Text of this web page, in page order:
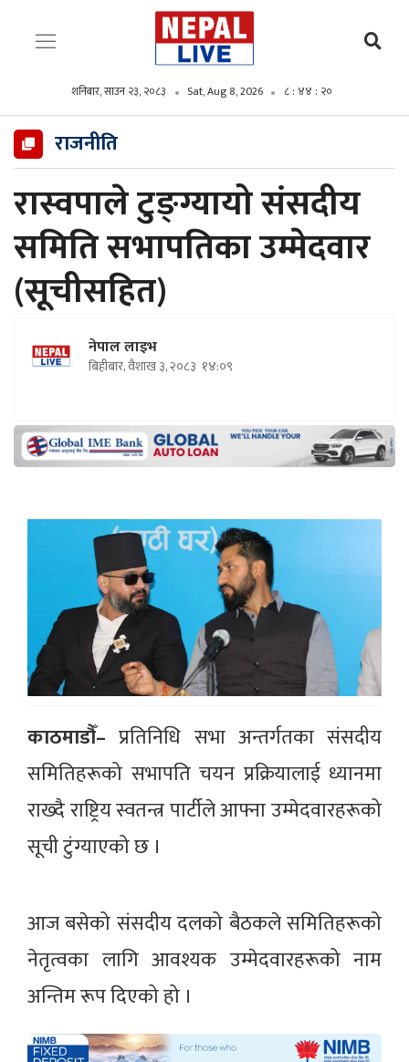
शनिबार, साउन २३, २०८३ Sat, Aug 8, 2026 ८ : ४४ : २१
राजनीति
रास्वपाले टुङ्ग्यायो संसदीय
समिति सभापतिका उम्मेदवार
(सूचीसहित)
नेपाल लाइभ
बिहीबार, वैशाख ३, २०८३ १४:०९
काठमाडौँ– प्रतिनिधि सभा अन्तर्गतका संसदीय
समितिहरूको सभापति चयन प्रक्रियालाई ध्यानमा
राख्दै राष्ट्रिय स्वतन्त्र पार्टीले आफ्ना उम्मेदवारहरूको
सूची टुंग्याएको छ ।
आज बसेको संसदीय दलको बैठकले समितिहरूको
नेतृत्वका लागि आवश्यक उम्मेदवारहरूको नाम
अन्तिम रूप दिएको हो ।